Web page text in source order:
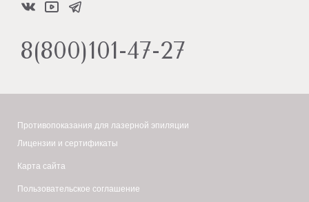
8(800)101-47-27
Противопоказания для лазерной эпиляции
Лицензии и сертификаты
Карта сайта
Пользовательское соглашение